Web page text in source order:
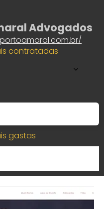
Advogados
contratadas
gastas